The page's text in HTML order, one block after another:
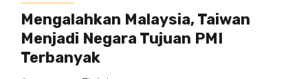
Mengalahkan Malaysia, Taiwan
Menjadi Negara Tujuan PMI
Terbanyak